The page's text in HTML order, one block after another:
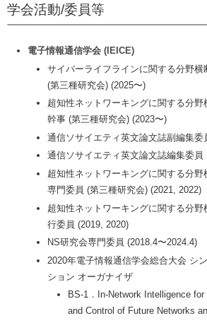
学会活動/委員等
電子情報通信学会 (IEICE)
サイバーライフラインに関する分野横
(第三種研究会) (2025〜)
超知性ネットワーキングに関する分
幹事 (第三種研究会) (2023〜)
通信ソサイエティ英文論文誌副編集委
通信ソサイエティ英文論文誌編集委員
超知性ネットワーキングに関する分
専門委員 (第三種研究会) (2021, 2022)
超知性ネットワーキングに関する分
行委員 (2019, 2020)
NS研究会専門委員 (2018.4〜2024.4)
2020年電子情報通信学会総合大会 シ
ション オーガナイザ
BS-1．In-Network Intelligence
and Control of Future Networks